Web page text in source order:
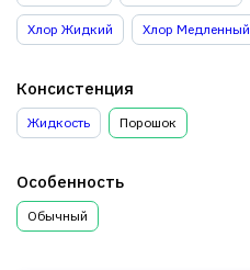
Хлор Жидкий Хлор Медленный
Консистенция
Жидкость Порошок
Особенность
Обычный